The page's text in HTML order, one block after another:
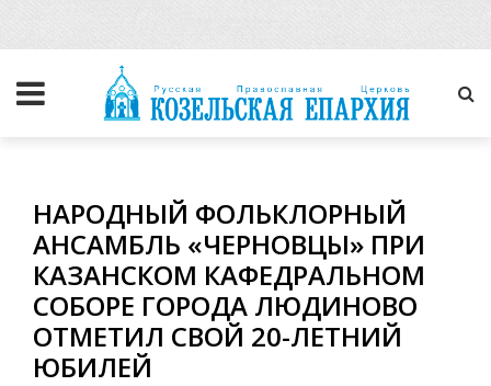
НАРОДНЫЙ ФОЛЬКЛОРНЫЙ
АНСАМБЛЬ «ЧЕРНОВЦЫ» ПРИ
КАЗАНСКОМ КАФЕДРАЛЬНОМ
СОБОРЕ ГОРОДА ЛЮДИНОВО
ОТМЕТИЛ СВОЙ 20-ЛЕТНИЙ
ЮБИЛЕЙ